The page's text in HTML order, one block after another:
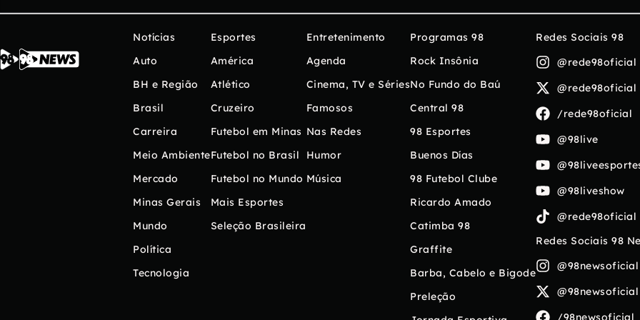
Notícias
Auto
BH e Região
Brasil
Carreira
Meio Ambiente
Mercado
Minas Gerais
Mundo
Política
Tecnologia
Esportes
América
Atlético
Cruzeiro
Futebol em Minas
Futebol no Brasil
Futebol no Mundo
Mais Esportes
Seleção Brasileira
Entretenimento
Agenda
Cinema, TV e Séries
Famosos
Nas Redes
Humor
Música
Programas 98
Rock Insônia
No Fundo do Baú
Central 98
98 Esportes
Buenos Días
98 Futebol Clube
Ricardo Amado
Catimba 98
Graffite
Barba, Cabelo e Bigode
Preleção
Redes Sociais 98
@rede98oficial
@rede98oficial
/rede98oficial
@98live
@98liveshow
@rede98oficial
Redes Sociais 98
@98newsoficial
@98newsoficial
/98newsoficial